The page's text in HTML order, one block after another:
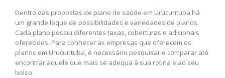
Dentro das propostas de plano de saúde em Urucurituba há
um grande leque de possibilidades e variedades de planos.
Cada plano possui diferentes taxas, coberturas e adicionais
oferecidos. Para conhecer as empresas que oferecem os
planos em Urucurituba, é necessário pesquisar e comparar até
encontrar aquele que mais se adequa à sua rotina e ao seu
bolso.